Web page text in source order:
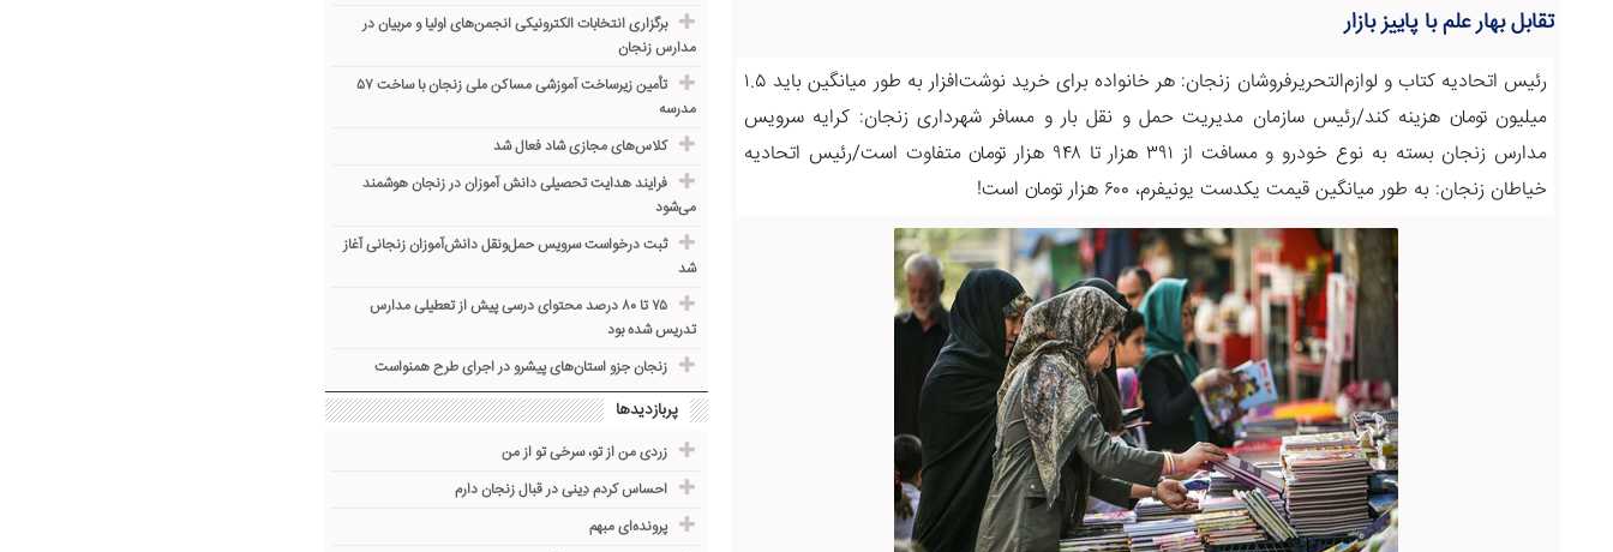
تقابل بهار علم با پاییز بازار
رئیس اتحادیه کتاب و لوازم‌التحریرفروشان زنجان: هر خانواده برای خرید نوشت‌افزار به طور میانگین باید ۱.۵
میلیون تومان هزینه کند/رئیس سازمان مدیریت حمل و نقل بار و مسافر شهرداری زنجان: کرایه سرویس
مدارس زنجان بسته به نوع خودرو و مسافت از ۳۹۱ هزار تا ۹۴۸ هزار تومان متفاوت است/رئیس اتحادیه
خیاطان زنجان‌: به طور میانگین قیمت یکدست یونیفرم، ۶۰۰ هزار تومان است!
برگزاری انتخابات الکترونیکی انجمن‌های اولیا و مربیان در
مدارس زنجان
تأمین زیرساخت آموزشی مساکن ملی زنجان با ساخت ۵۷
مدرسه
کلاس‌های مجازی شاد فعال شد
فرایند هدایت تحصیلی دانش آموزان در زنجان هوشمند
می‌شود
ثبت درخواست سرویس حمل‌ونقل دانش‌آموزان زنجانی آغاز
شد
۷۵ تا ۸۰ درصد محتوای درسی پیش از تعطیلی مدارس
تدریس شده بود
زنجان جزو استان‌های پیشرو در اجرای طرح همنواست
پربازدیدها
زردی من از تو، سرخی تو از من
احساس کردم دِینی در قبال زنجان دارم
پرونده‌ای مبهم